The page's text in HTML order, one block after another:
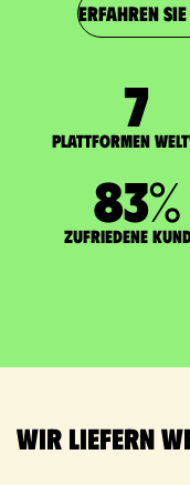
ERFAHREN
7
Plattformen
83%
zufriedene
Wir liefern